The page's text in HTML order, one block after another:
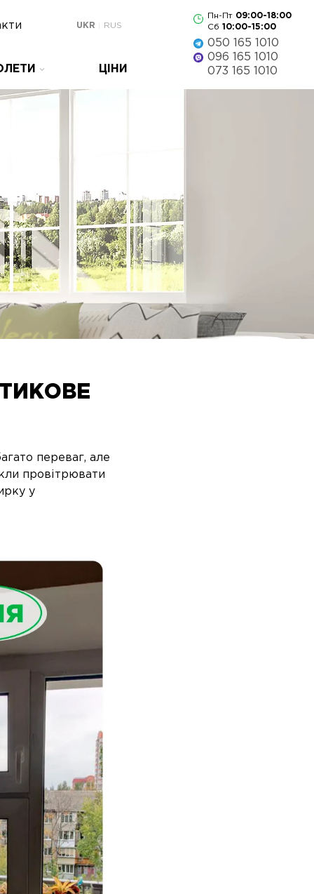
UKR RUS
ЦІНИ
Пн-Пт 09:00-18:00
Сб 10:00-15:00
050 165 1010
096 165 1010
073 165 1010
переваг, але
провітрювати
у